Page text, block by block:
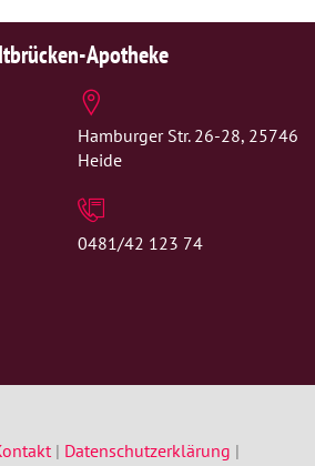
Apotheke
Hamburger Str. 26-28, 25746
Heide
0481/42 123 74
| Datenschutzerklärung |